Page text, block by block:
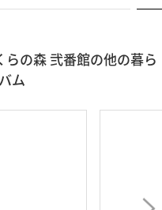
の森 弐番館の他の暮ら
ム